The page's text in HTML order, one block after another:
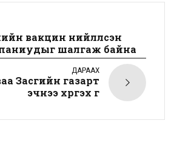
вакцин нийлүүлсэн
шалгаж байна
ДАРААХ
Засгийн газарт
эчнээ хүргэх үг